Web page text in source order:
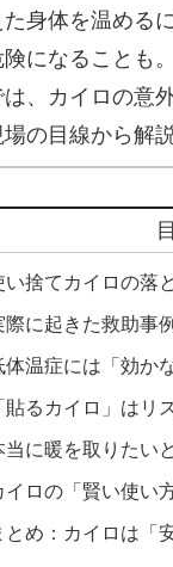
身体を温める
になることも。
は、カイロの意
の目線から解
い捨てカイロの落
際に起きた救助事
体温症には「効か
貼るカイロ」はリ
当に暖を取りたい
イロの「賢い使い方
とめ：カイロは「